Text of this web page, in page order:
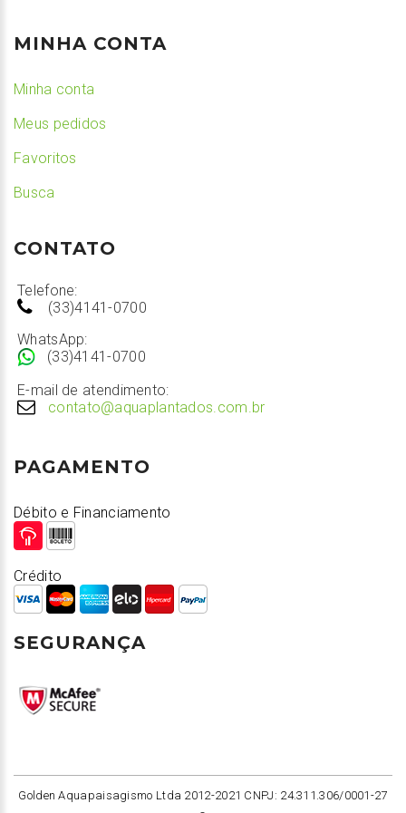
MINHA CONTA
Minha conta
Meus pedidos
Favoritos
Busca
CONTATO
Telefone:
(33)4141-0700
WhatsApp:
(33)4141-0700
E-mail de atendimento:
contato@aquaplantados.com.br
PAGAMENTO
Débito e Financiamento
Crédito
SEGURANÇA
Golden Aquapaisagismo Ltda 2012-2021 CNPJ: 24.311.306/0001-27